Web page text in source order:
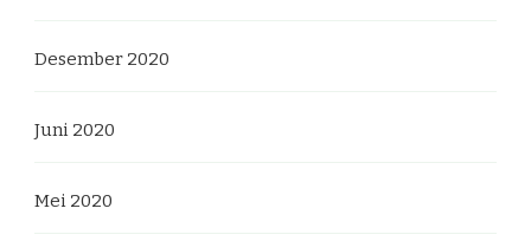
Desember 2020
Juni 2020
Mei 2020